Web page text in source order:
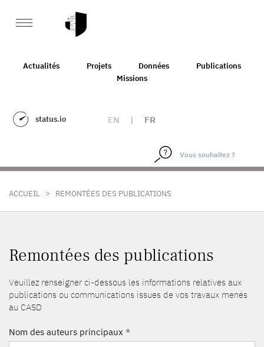
Actualités Projets Données
Publications
Missions
status.io EN | FR
ACCUEIL > REMONTÉES DES PUBLICATIONS
Remontées des publications
Veuillez renseigner ci-dessous les informations relatives aux
publications ou communications issues de vos travaux menés
au CASD
Nom des auteurs principaux *